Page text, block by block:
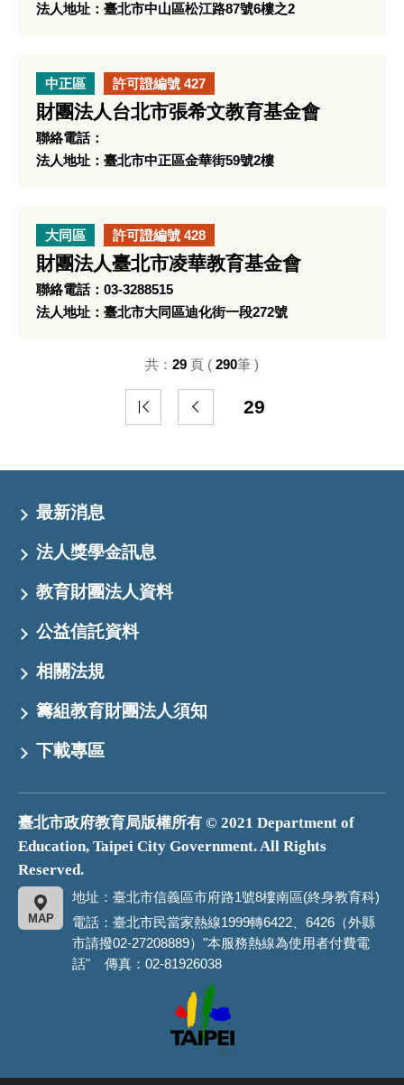
法人地址：臺北市中山區松江路87號6樓之2
中正區 許可證編號 427
財團法人台北市張希文教育基金會
聯絡電話：
法人地址：臺北市中正區金華街59號2樓
大同區 許可證編號 428
財團法人臺北市凌華教育基金會
聯絡電話：03-3288515
法人地址：臺北市大同區迪化街一段272號
29
共： 29 頁 ( 290筆 )
最新消息
法人獎學金訊息
教育財團法人資料
公益信託資料
相關法規
籌組教育財團法人須知
下載專區
臺北市政府教育局版權所有 © 2021 Department of
Education, Taipei City Government. All Rights
Reserved.
地址：臺北市信義區市府路1號8樓南區(終身教育科)
MAP
電話：臺北市民當家熱線1999轉6422、6426（外縣
市請撥02-27208889）"本服務熱線為使用者付費電
話" 傳真：02-81926038
市
政